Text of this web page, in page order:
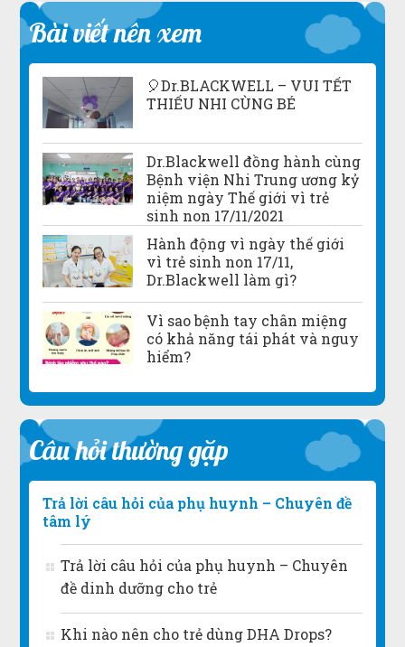
Bài viết nên xem
🎈Dr.BLACKWELL – VUI TẾT
THIẾU NHI CÙNG BÉ
Dr.Blackwell đồng hành cùng
Bệnh viện Nhi Trung ương kỷ
niệm ngày Thế giới vì trẻ
sinh non 17/11/2021
Hành động vì ngày thế giới
vì trẻ sinh non 17/11,
Dr.Blackwell làm gì?
Vì sao bệnh tay chân miệng
có khả năng tái phát và nguy
hiểm?
Câu hỏi thường gặp
Trả lời câu hỏi của phụ huynh – Chuyên đề
tâm lý
Trả lời câu hỏi của phụ huynh – Chuyên
đề dinh dưỡng cho trẻ
Khi nào nên cho trẻ dùng DHA Drops?